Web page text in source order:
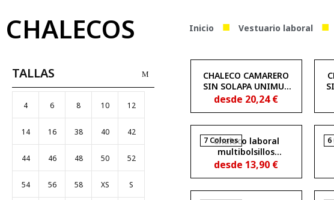
CHALECOS Inicio ■ Vestuario laboral ■
TALLAS
4 6 8 10 12
14 16 38 40 42
44 46 48 50 52
54 56 58 XS S
CHALECO CAMARERO
SIN SOLAPA UNIMUR
CLASSIC 3500200
desde 20,24€
7 Colores
Chaleco laboral
multibolsillos
acolchado con faldón
trasero ALMANZOR
desde 13,90 €
6